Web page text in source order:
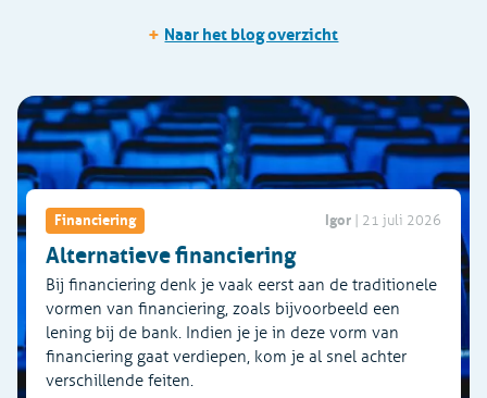
+ Naar het blog overzicht
Financiering Igor | 21 juli 2026
Alternatieve financiering
Bij financiering denk je vaak eerst aan de traditionele
vormen van financiering, zoals bijvoorbeeld een
lening bij de bank. Indien je je in deze vorm van
financiering gaat verdiepen, kom je al snel achter
verschillende feiten.